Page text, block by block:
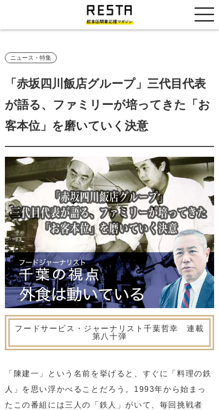
居抜き売却市場
ニュース・特集
「赤坂四川飯店グループ」三代目代表
が語る、ファミリーが培ってきた「お
客本位」を磨いていく決意
フードサービス・ジャーナリスト千葉哲幸 連載
第八十弾
「陳建一」という名前を挙げると、すぐに「料理の鉄
人」を思い浮かべることだろう。1993年から始まっ
たこの番組には三人の「鉄人」がいて、毎回挑戦者